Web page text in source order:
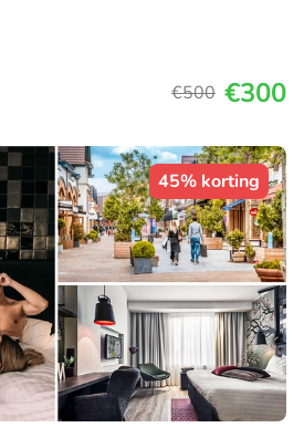
€500 €300
45% korting